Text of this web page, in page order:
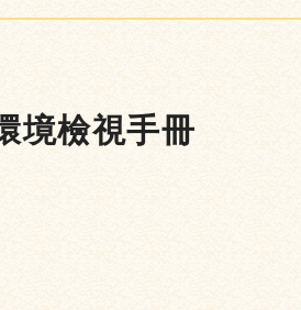
境檢視手冊